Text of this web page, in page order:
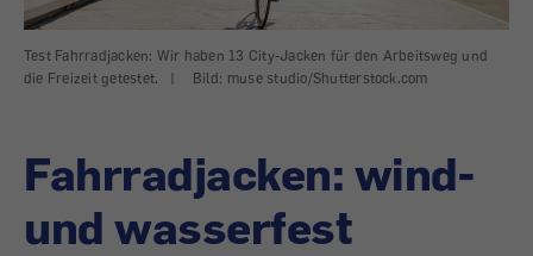
Test Fahrradjacken: Wir haben 13 City-Jacken für den Arbeitsweg und
die Freizeit getestet.
| Bild: muse studio/Shutterstock.com
Fahrradjacken: wind-
und wasserfest